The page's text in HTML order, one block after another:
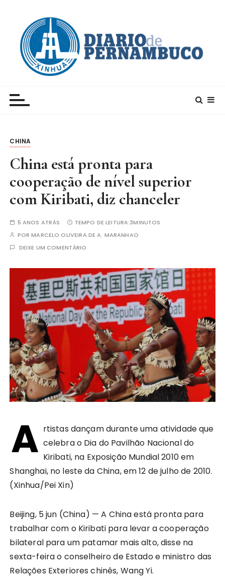
CHINA
China está pronta para
cooperação de nível superior
com Kiribati, diz chanceler
5 ANOS ATRÁS TEMPO DE LEITURA:3MINUTOS
PORMARCELO OLIVEIRA DE A. MARANHAO
DEIXE UM COMENTÁRIO
A rtistas dançam durante uma atividade que
celebra o Dia do Pavilhão Nacional do
Kiribati, na Exposição Mundial 2010 em
Shanghai, no leste da China, em 12 de julho de 2010.
(Xinhua/Pei Xin)
Beijing, 5 jun (China) — A China está pronta para
trabalhar com o Kiribati para levar a cooperação
bilateral para um patamar mais alto, disse na
sexta-feira o conselheiro de Estado e ministro das
Relações Exteriores chinês, Wang Yi.